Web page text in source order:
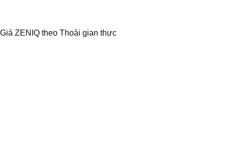
Giá ZENIQ theo Thoài gian thực